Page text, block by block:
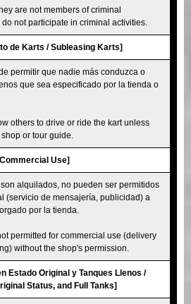
are not members of criminal
not participate in criminal activities.
de Karts / Subleasing Karts]
permitir que nadie más conduzca o
que sea especificado por la tienda o
others to drive or ride the kart unless
or tour guide.
Use]
alquilados, no pueden ser permitidos
(servicio de mensajería, publicidad) a
por la tienda.
permitted for commercial use (delivery
without the shop's permission.
Estado Original y Tanques Llenos /
Status, and Full Tanks]